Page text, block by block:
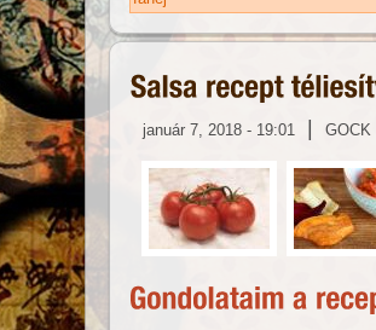
január 7, 2018 - 19:01 | GOCK